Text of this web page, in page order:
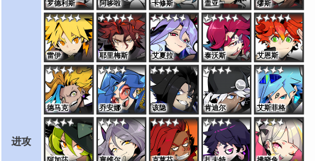
进攻
罗德利斯 阿哆啦 卡修斯 盖亚 缪斯
雷伊 耶里梅斯 艾夏拉 泰沃斯 艾恩斯
德马克 乔安娜 该隐 肯迪尔 艾斯菲格